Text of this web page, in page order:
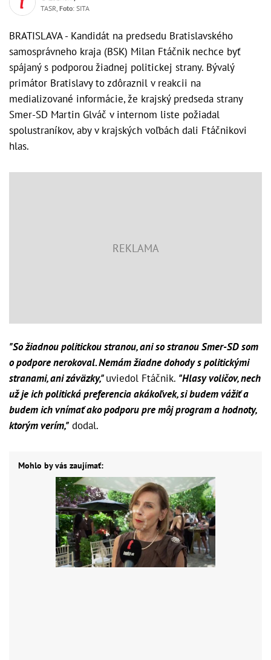
TASR, Foto: SITA
BRATISLAVA - Kandidát na predsedu Bratislavského
samosprávneho kraja (BSK) Milan Ftáčnik nechce byť
spájaný s podporou žiadnej politickej strany. Bývalý
primátor Bratislavy to zdôraznil v reakcii na
medializované informácie, že krajský predseda strany
Smer-SD Martin Glváč v internom liste požiadal
spolustraníkov, aby v krajských voľbách dali Ftáčnikovi
hlas.
"So žiadnou politickou stranou, ani so stranou Smer-SD som
o podpore nerokoval. Nemám žiadne dohody s politickými
stranami, ani záväzky,"uviedol Ftáčnik. "Hlasy voličov, nech
už je ich politická preferencia akákoľvek, si budem vážiť a
budem ich vnímať ako podporu pre môj program a hodnoty,
ktorým verím," dodal.
Mohlo by vás zaujímať: